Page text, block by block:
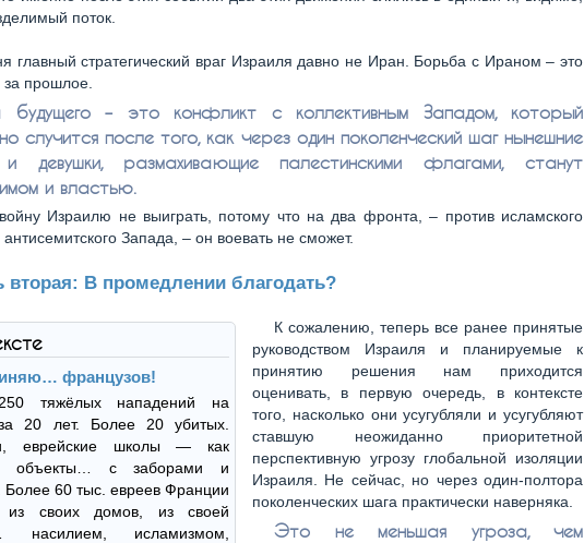
поток.
главный стратегический враг Израиля давно не Иран. Борьба с Ираном – это
прошлое.
будущего – это конфликт с коллективным Западом, который
случится после того, как через один поколенческий шаг нынешние
девушки, размахивающие палестинскими флагами, станут
и властью.
Израилю не выиграть, потому что на два фронта, – против исламского
антисемитского Запада, – он воевать не сможет.
вторая: В промедлении благодать?
французов!
тяжёлых нападений на
20 лет. Более 20 убитых.
еврейские школы — как
объекты… с заборами и
Более 60 тыс. евреев Франции
из своих домов, из своей
насилием, исламизмом,
К сожалению, теперь все ранее принятые
руководством Израиля и планируемые к
принятию решения нам приходится
оценивать, в первую очередь, в контексте
того, насколько они усугубляли и усугубляют
ставшую неожиданно приоритетной
перспективную угрозу глобальной изоляции
Израиля. Не сейчас, но через один-полтора
поколенческих шага практически наверняка.
Это не меньшая угроза, чем